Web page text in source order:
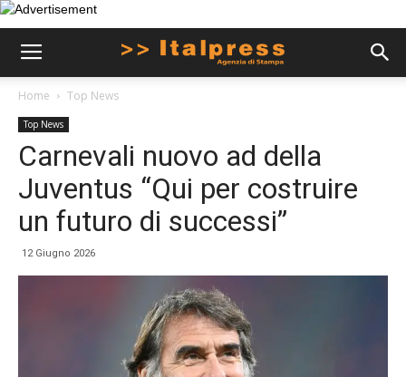
Home Top News
Top News
Carnevali nuovo ad della
Juventus “Qui per costruire
un futuro di successi”
12 Giugno 2026